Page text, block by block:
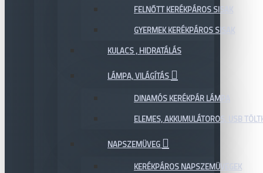
FELNŐTT KERÉKPÁROS SISAK
GYERMEK KERÉKPÁROS SISAK
KULACS , HIDRATÁLÁS
LÁMPA, VILÁGÍTÁS
DINAMÓS KERÉKPÁR LÁMPA
ELEMES, AKKUMULÁTOROS, USB
NAPSZEMÜVEG
KERÉKPÁROS NAPSZEMÜVEGEK